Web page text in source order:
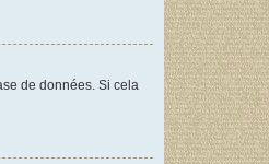
de données. Si cela